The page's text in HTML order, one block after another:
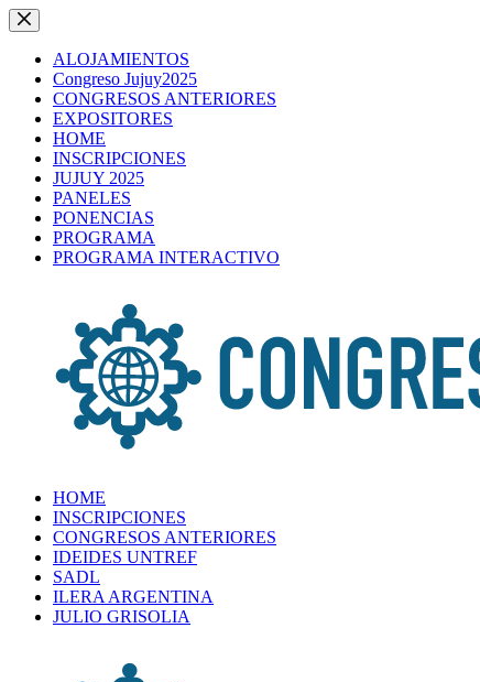
Saltar
al
contenidoALOJAMIENTOS
Congreso Jujuy2025
CONGRESOS ANTERIORES
EXPOSITORES
HOME
INSCRIPCIONES
JUJUY 2025
PANELES
PONENCIAS
PROGRAMA
PROGRAMA INTERACTIVO
HOME
INSCRIPCIONES
CONGRESOS ANTERIORES
IDEIDES UNTREF
SADL
ILERA ARGENTINA
JULIO GRISOLIA